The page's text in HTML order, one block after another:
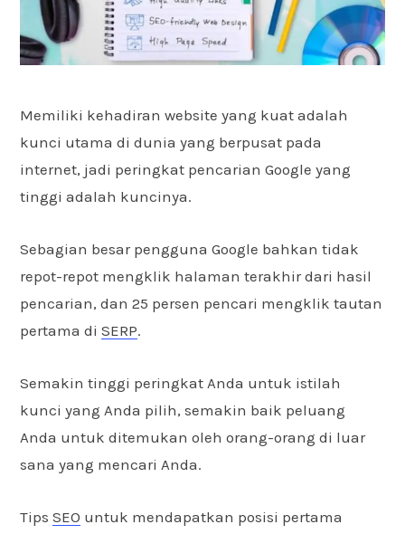
Memiliki kehadiran website yang kuat adalah
kunci utama di dunia yang berpusat pada
internet, jadi peringkat pencarian Google yang
tinggi adalah kuncinya.
Sebagian besar pengguna Google bahkan tidak
repot-repot mengklik halaman terakhir dari hasil
pencarian, dan 25 persen pencari mengklik tautan
pertama di SERP.
Semakin tinggi peringkat Anda untuk istilah
kunci yang Anda pilih, semakin baik peluang
Anda untuk ditemukan oleh orang-orang di luar
sana yang mencari Anda.
Tips SEO untuk mendapatkan posisi pertama